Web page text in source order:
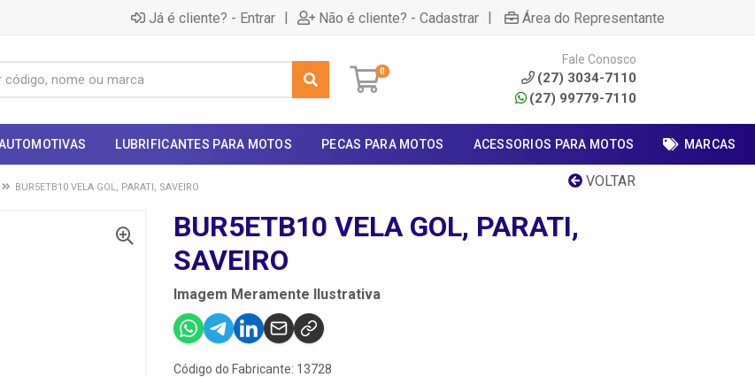
Já é cliente? - Entrar | Não é cliente? - Cadastrar | Área do Representante
0
Fale Conosco
(27) 3034-7110
(27) 99779-7110
LUBRIFICANTES PARA MOTOS PECAS PARA MOTOS ACESSORIOS PARA MOTOS MARCAS
VOLTAR
BUR5ETB10 VELA GOL, PARATI, SAVEIRO
BUR5ETB10 VELA GOL, PARATI,
SAVEIRO
Imagem Meramente Ilustrativa
Código do Fabricante: 13728